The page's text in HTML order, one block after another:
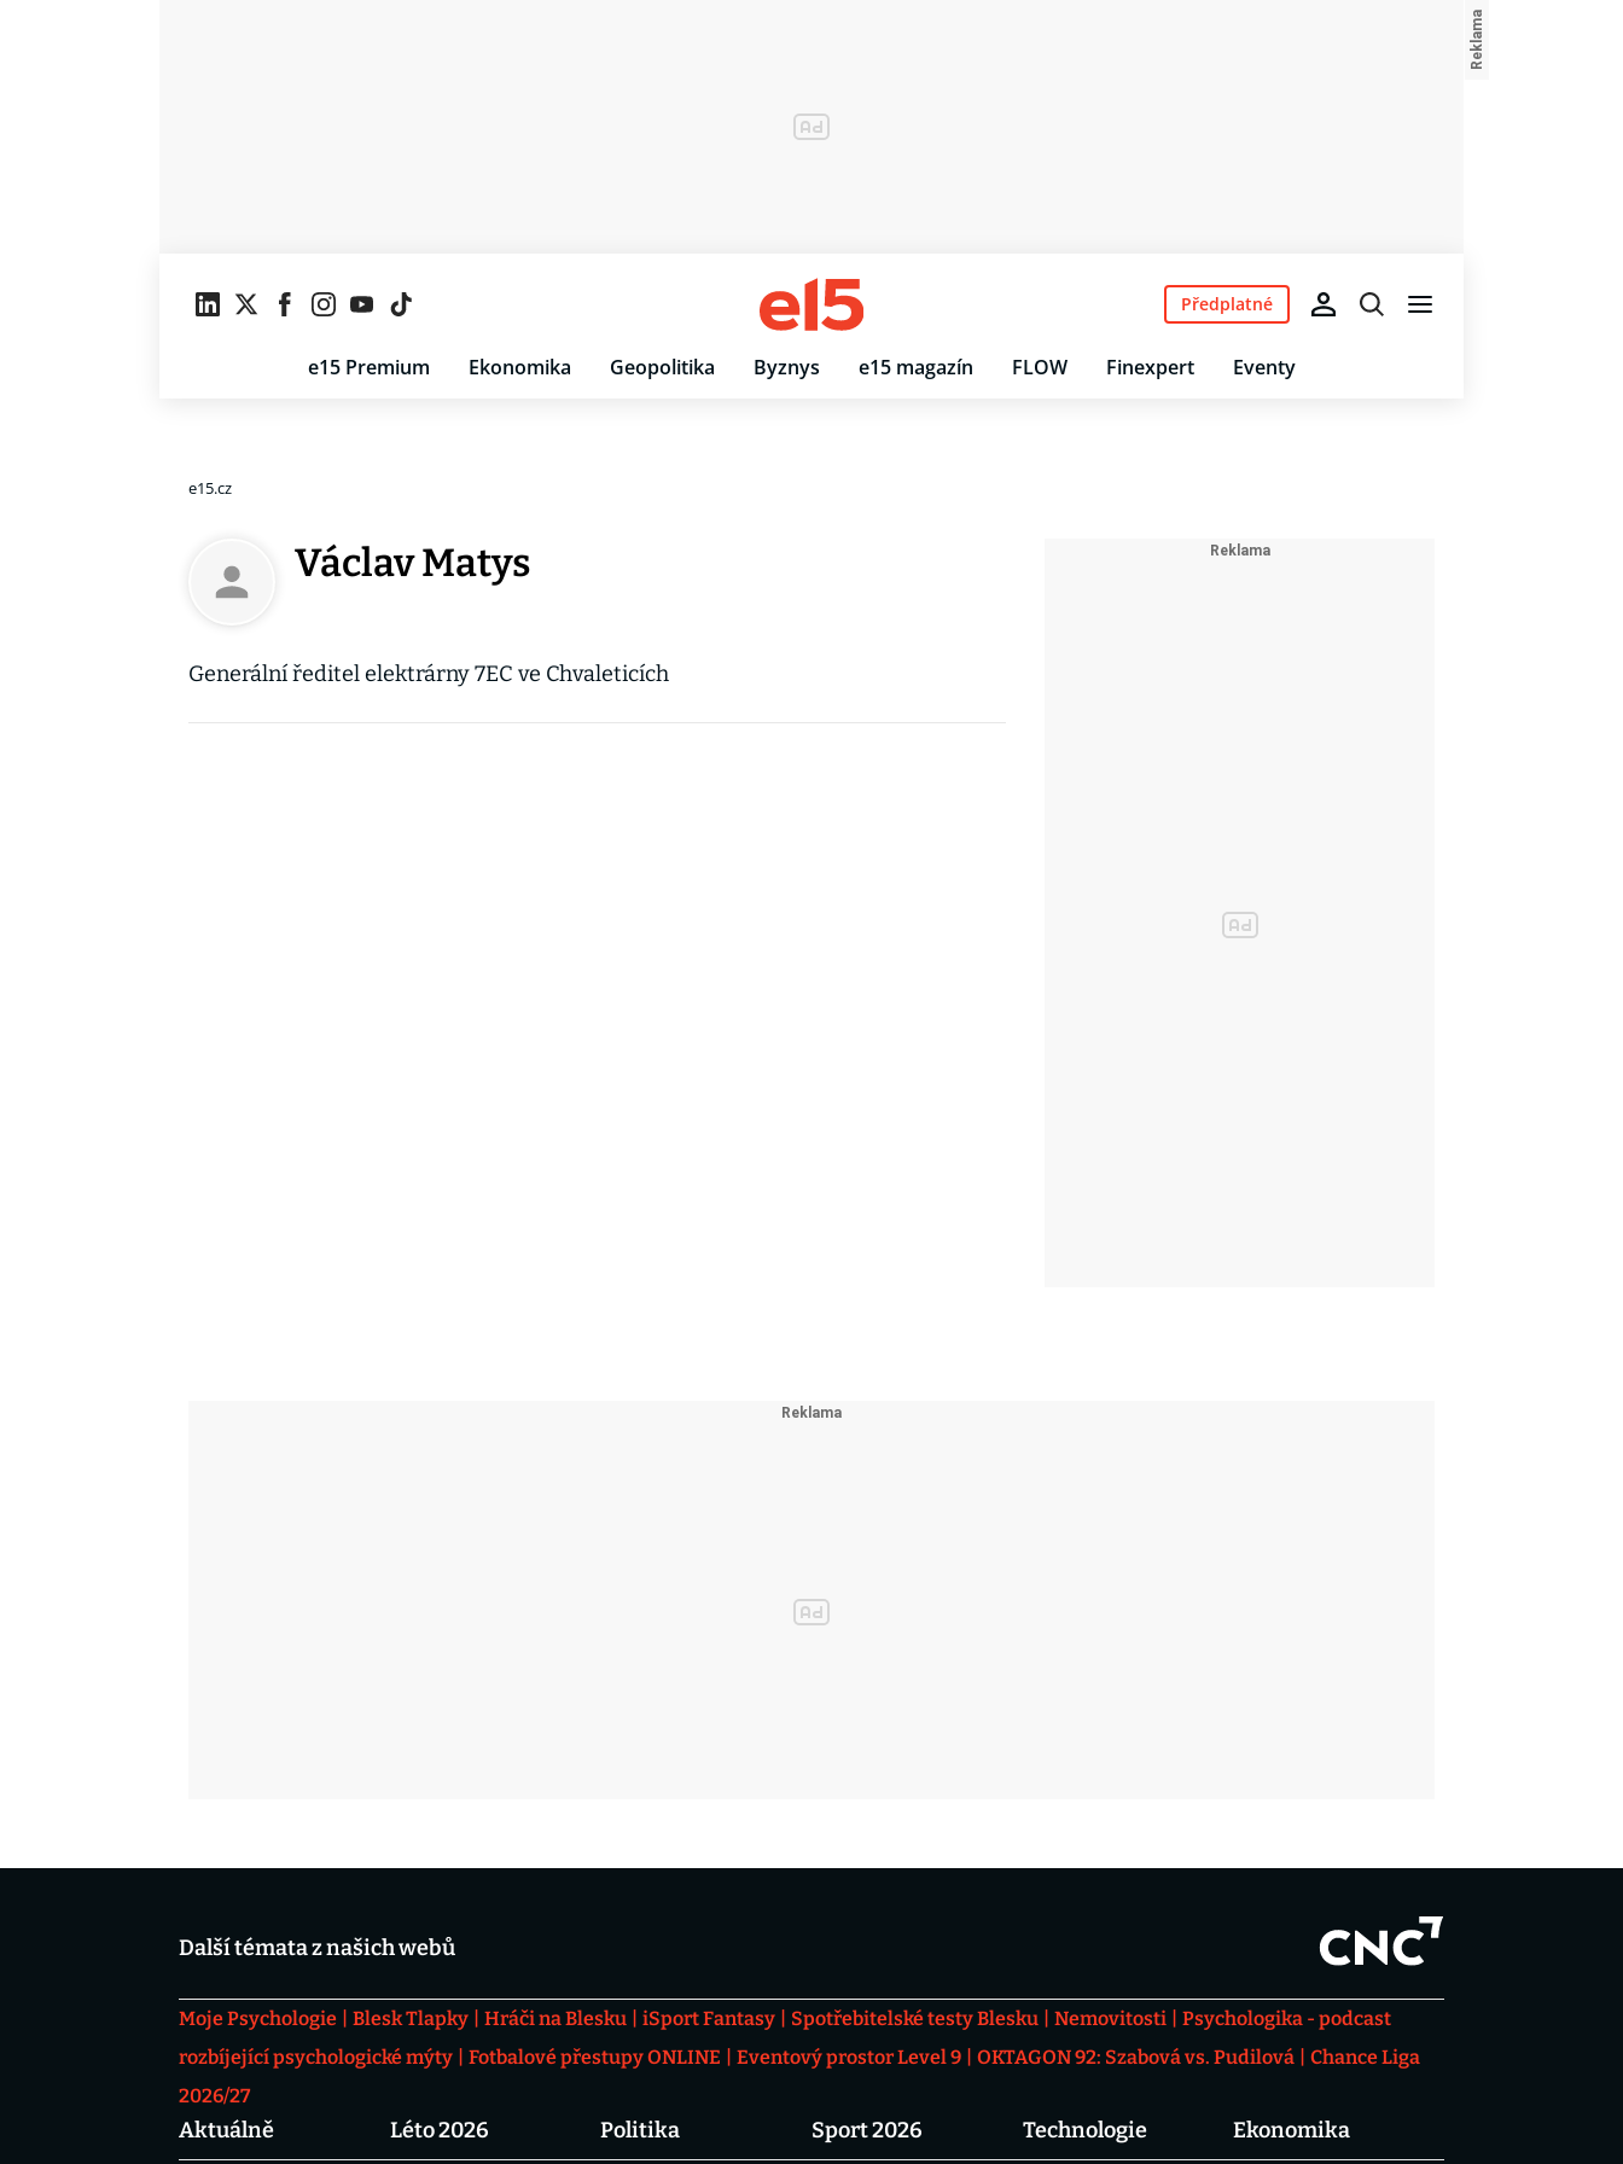
e15 Premium Ekonomika Geopolitika Byznys e15 magazín FLOW Finexpert Eventy
Předplatné
e15.cz
Václav Matys
Generální ředitel elektrárny 7EC ve Chvaleticích
Další témata z našich webů
Moje Psychologie Blesk Tlapky Hráči na Blesku iSport Fantasy Spotřebitelské testy Blesku Nemovitosti
Psychologika - podcast
rozbíjející psychologické mýty
Fotbalové přestupy ONLINE Eventový prostor Level 9 OKTAGON 92: Szabová vs. Pudilová
Chance Liga
2026/27
Aktuálně Léto 2026 Politika Sport 2026 Technologie Ekonomika